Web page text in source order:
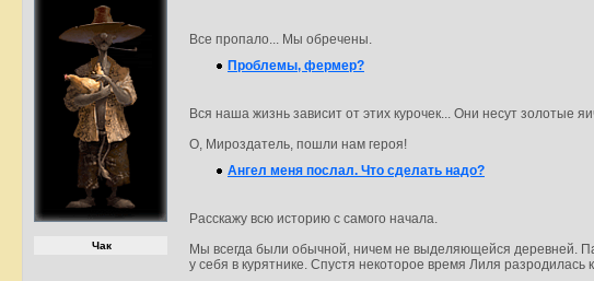
Чак
Все пропало... Мы обречены.
Проблемы, фермер?
Вся наша жизнь зависит от этих курочек... Они несут золотые
О, Мироздатель, пошли нам героя!
Ангел меня послал. Что сделать надо?
Расскажу всю историю с самого начала.
Мы всегда были обычной, ничем не выделяющейся деревней.
у себя в курятнике. Спустя некоторое время Лиля